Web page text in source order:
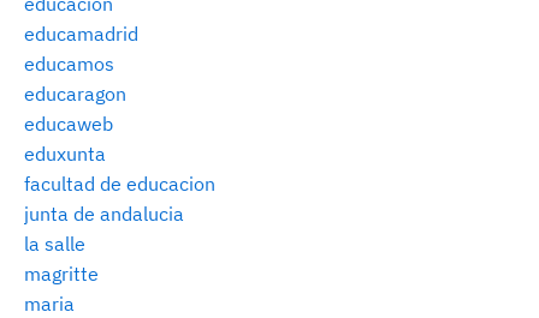
educamadrid
educamos
educaragon
educaweb
eduxunta
facultad de educacion
junta de andalucia
la salle
magritte
maria